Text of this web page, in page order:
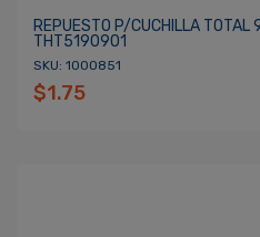
REPUESTO P/CUCHILLA
THT5190901
SKU: 1000851
$1.75